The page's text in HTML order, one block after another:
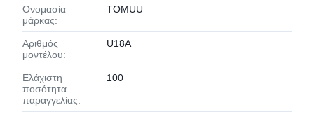
Ονομασία
μάρκας:
TOMUU
Αριθμός
μοντέλου:
U18A
Ελάχιστη
ποσότητα
παραγγελίας:
100